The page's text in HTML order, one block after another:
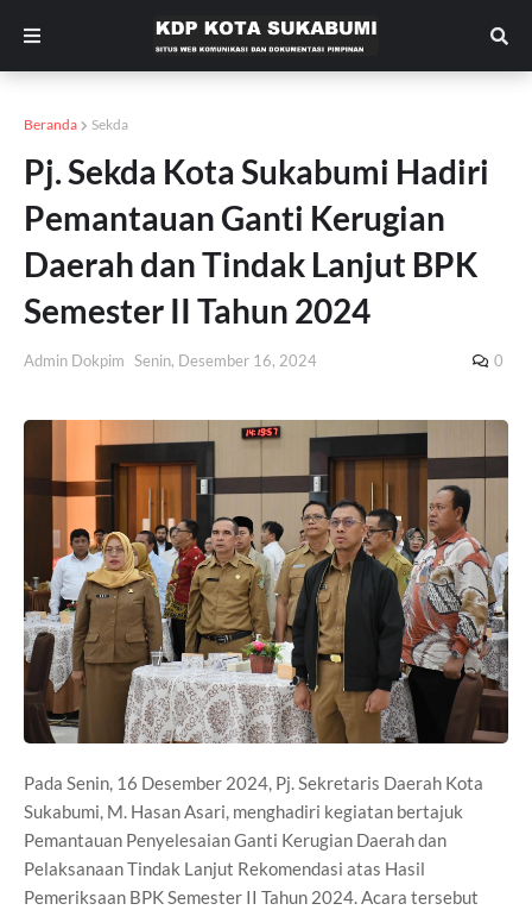
Beranda Sekda
Pj. Sekda Kota Sukabumi Hadiri
Pemantauan Ganti Kerugian
Daerah dan Tindak Lanjut BPK
Semester II Tahun 2024
Admin Dokpim Senin, Desember 16, 2024 0
Pada Senin, 16 Desember 2024, Pj. Sekretaris Daerah Kota
Sukabumi, M. Hasan Asari, menghadiri kegiatan bertajuk
Pemantauan Penyelesaian Ganti Kerugian Daerah dan
Pelaksanaan Tindak Lanjut Rekomendasi atas Hasil
Pemeriksaan BPK Semester II Tahun 2024. Acara tersebut